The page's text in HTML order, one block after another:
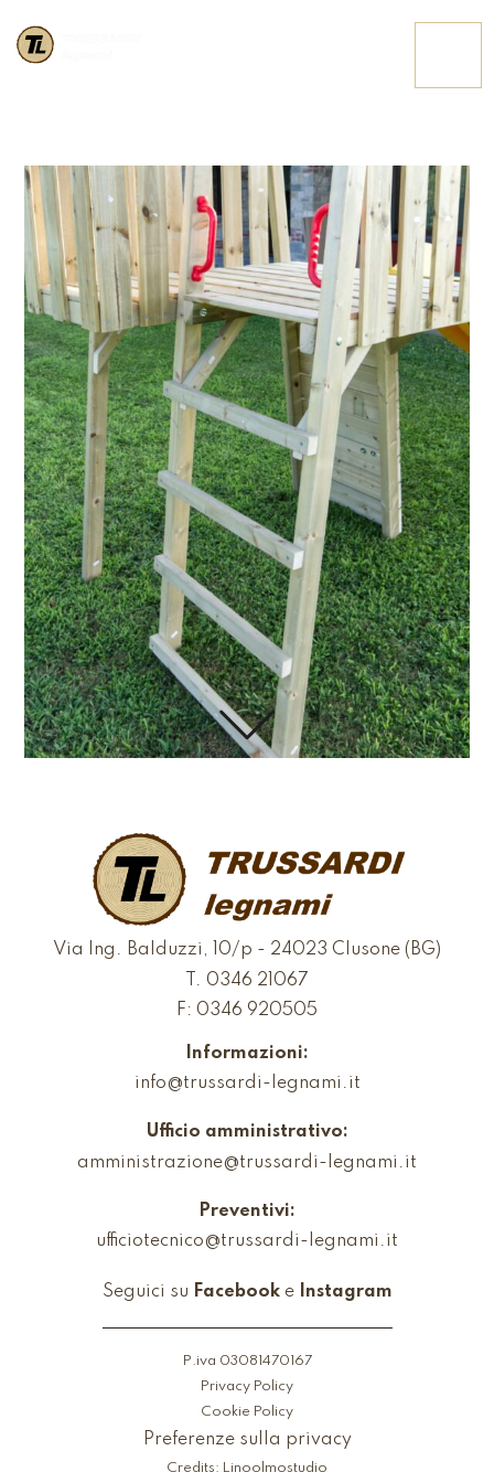
SCALETTA GIOCO
Via Ing. Balduzzi, 10/p - 24023 Clusone (BG)
T. 0346 21067
F: 0346 920505
Informazioni:
info@trussardi-legnami.it
Ufficio amministrativo:
amministrazione@trussardi-legnami.it
Preventivi:
ufficiotecnico@trussardi-legnami.it
Seguici su Facebooke Instagram
P.iva 03081470167
Privacy Policy
Cookie Policy
Preferenze sulla privacy
Credits: Linoolmostudio